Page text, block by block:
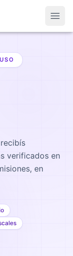
verificados en
en